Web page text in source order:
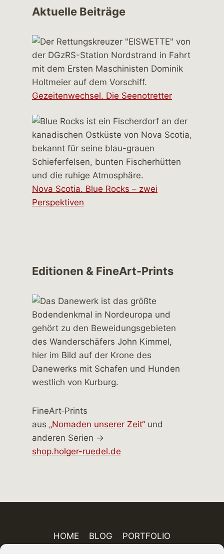
Aktuelle Beiträge
Gezeitenwechsel. Die Seenotretter
Nova Scotia. Blue Rocks – zwei
Perspektiven
Editionen & FineArt-Prints
FineArt‑Prints
aus „Nomaden unserer Zeit“ und
anderen Serien →
shop.holger-ruedel.de
HOME BLOG
PORTFOLIO